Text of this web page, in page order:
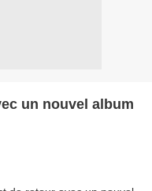
un nouvel album